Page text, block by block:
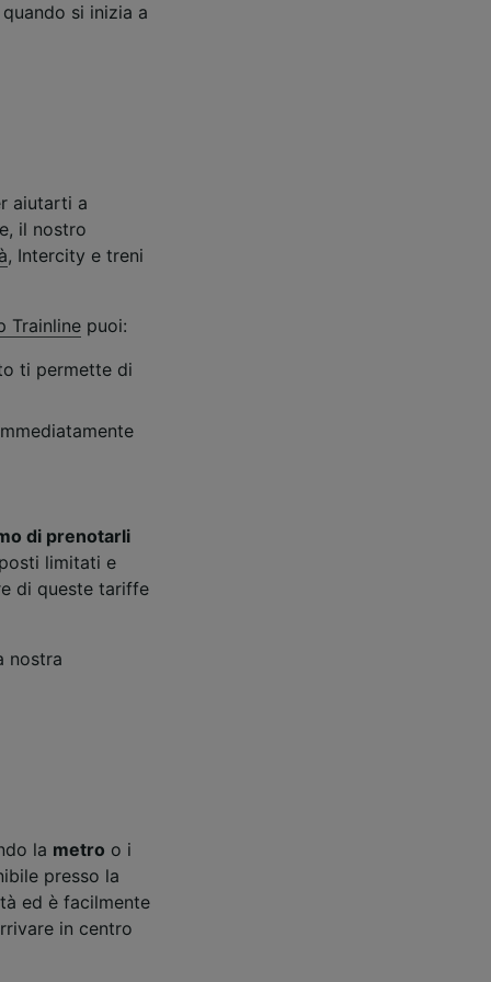
quando si inizia a
aiutarti a
il nostro
, Intercity e treni
Trainline puoi:
ti permette di
di prenotarli
limitati e
di queste tariffe
nostra
la metro o i
presso la
ed è facilmente
in centro